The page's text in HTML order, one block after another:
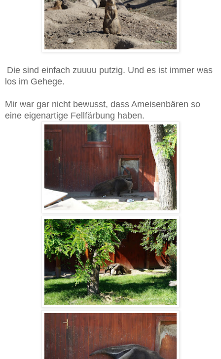
Die sind einfach zuuuu putzig. Und es ist immer was
los im Gehege.
Mir war gar nicht bewusst, dass Ameisenbären so
eine eigenartige Fellfärbung haben.